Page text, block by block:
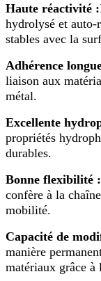
Haute réactivité :
hydrolysé et
stables avec la
Adhérence
liaison aux
métal.
Excellente
propriétés
durables.
Bonne flexibilité :
confère à la
mobilité.
Capacité de
manière
matériaux grâce à